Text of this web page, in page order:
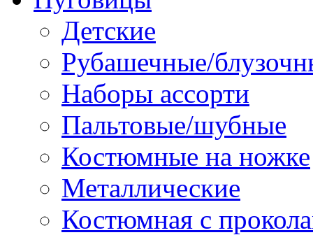
Детские
Рубашечные/
Наборы ассорти
Пальтовые/шубные
Костюмные на ножке
Металлические
Костюмная с